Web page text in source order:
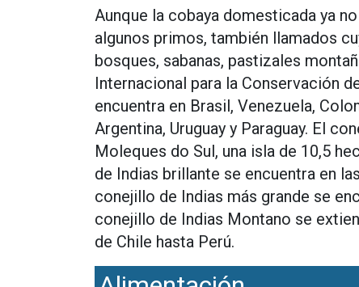
Aunque la cobaya domesticada ya
algunos primos, también llamados
bosques, sabanas, pastizales
Internacional para la Conservación
encuentra en Brasil, Venezuela,
Argentina, Uruguay y Paraguay. El
Moleques do Sul, una isla de 10,5
de Indias brillante se encuentra en
conejillo de Indias más grande se
conejillo de Indias Montano se
de Chile hasta Perú.